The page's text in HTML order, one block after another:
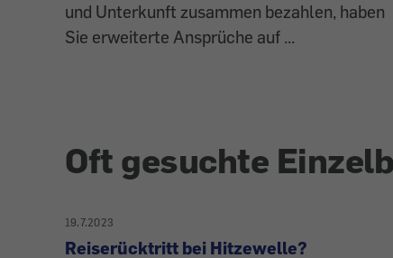
und Unterkunft zusammen bezahlen, haben
Sie erweiterte Ansprüche auf ...
Oft gesuchte
19.7.2023
Reiserücktritt bei Hitzewelle?